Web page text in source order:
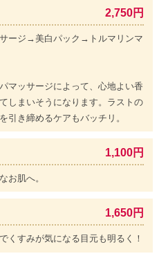
2,750円
ージ→美白パック→トルマリンマ
マッサージによって、心地よい香
しまいそうになります。ラストの
引き締めるケアもバッチリ。
1,100円
お肌へ。
1,650円
くすみが気になる目元も明るく！